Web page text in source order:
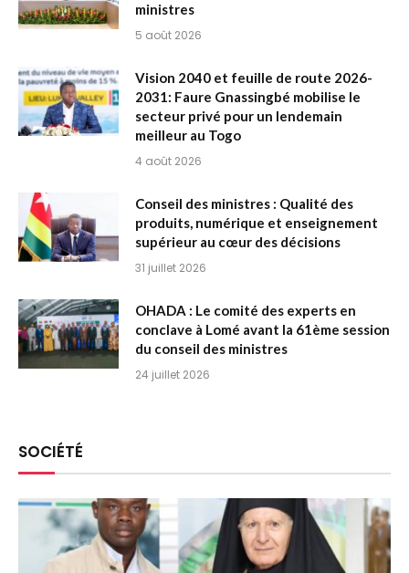
ministres
5 août 2026
Vision 2040 et feuille de route 2026-
2031: Faure Gnassingbé mobilise le
secteur privé pour un lendemain
meilleur au Togo
4 août 2026
Conseil des ministres : Qualité des
produits, numérique et enseignement
supérieur au cœur des décisions
31 juillet 2026
OHADA : Le comité des experts en
conclave à Lomé avant la 61ème session
du conseil des ministres
24 juillet 2026
SOCIÉTÉ